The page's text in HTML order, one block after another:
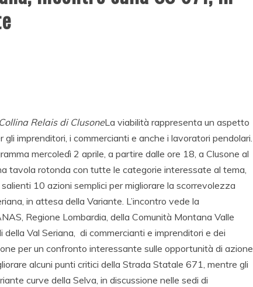
Relais di ClusoneLa viabilità rappresenta un aspetto
gli imprenditori, i commercianti e anche i lavoratori pendolari.
mercoledì 2 aprile, a partire dalle ore 18, a Clusone al
tavola rotonda con tutte le categorie interessate al tema,
10 azioni semplici per migliorare la scorrevolezza
in attesa della Variante. L’incontro vede la
Regione Lombardia, della Comunità Montana Valle
della Val Seriana, di commercianti e imprenditori e dei
per un confronto interessante sulle opportunità di azione
alcuni punti critici della Strada Statale 671, mentre gli
curve della Selva, in discussione nelle sedi di